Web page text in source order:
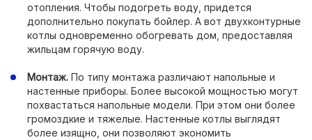
отопления. Чтобы подогреть воду, придется
дополнительно покупать бойлер. А вот двухконтурные
котлы одновременно обогревать дом, предоставляя
жильцам горячую воду.
Монтаж. По типу монтажа различают напольные и
настенные приборы. Более высокой мощностью могут
похвастаться напольные модели. При этом они более
громоздкие и тяжелые. Настенные котлы выглядят
более изящно, они позволяют экономить